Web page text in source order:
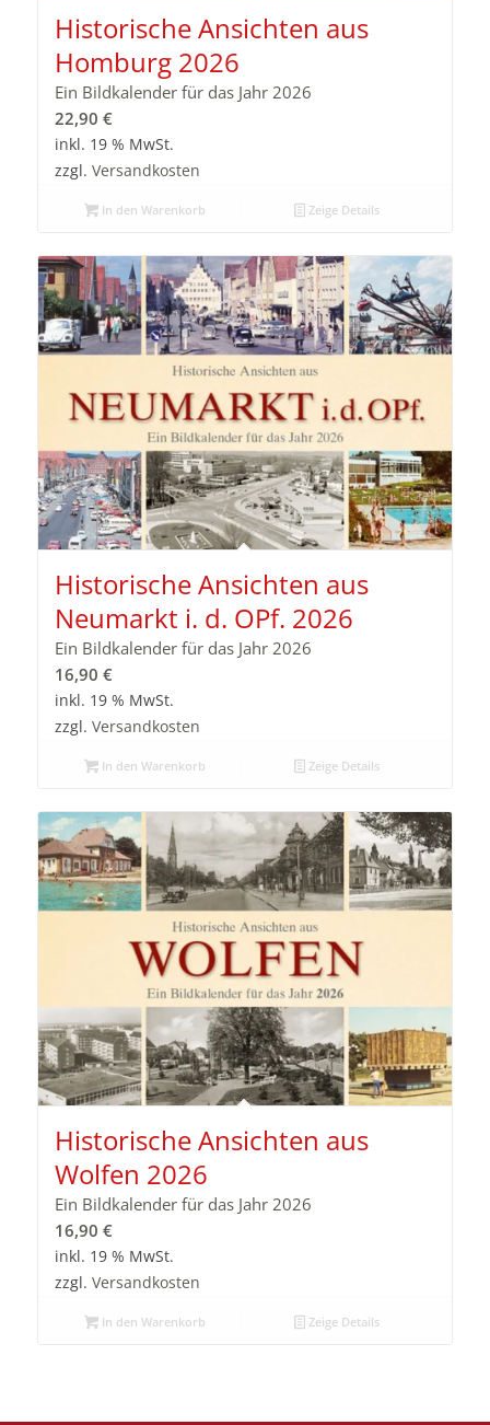
Historische Ansichten aus
Homburg 2026
Ein Bildkalender für das Jahr 2026
22,90 €
inkl. 19 % MwSt.
zzgl. Versandkosten
In den Warenkorb Zeige Details
Historische Ansichten aus
Neumarkt i. d. OPf. 2026
Ein Bildkalender für das Jahr 2026
16,90 €
inkl. 19 % MwSt.
zzgl. Versandkosten
In den Warenkorb Zeige Details
Historische Ansichten aus
Wolfen 2026
Ein Bildkalender für das Jahr 2026
16,90 €
inkl. 19 % MwSt.
zzgl. Versandkosten
In den Warenkorb Zeige Details